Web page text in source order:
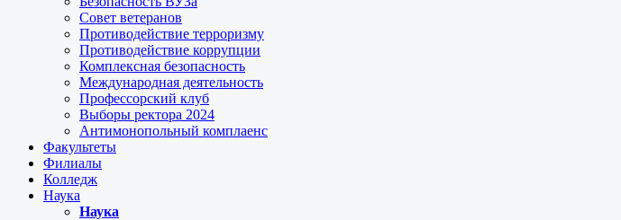
Совет ветеранов
Противодействие терроризму
Противодействие коррупции
Комплексная безопасность
Международная деятельность
Профессорский клуб
Выборы ректора 2024
Антимонопольный комплаенс
Факультеты
Филиалы
Колледж
Наука
Наука